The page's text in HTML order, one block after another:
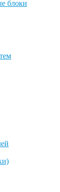
блоки